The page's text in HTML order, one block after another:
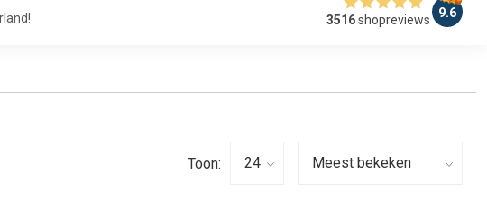
3516shopreviews 9.6
Toon: